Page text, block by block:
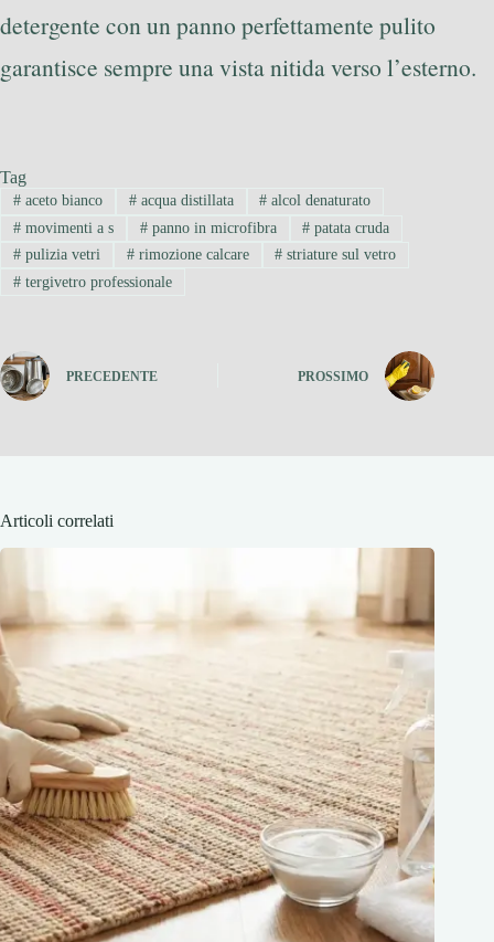
detergente con un panno perfettamente pulito
garantisce sempre una vista nitida verso l’esterno.
Tag
#aceto bianco #acqua distillata # alcol denaturato
#movimenti a s #panno in microfibra # patata cruda
#pulizia vetri #rimozione calcare # striature sul vetro
#tergivetro professionale
PRECEDENTE PROSSIMO
Articoli correlati